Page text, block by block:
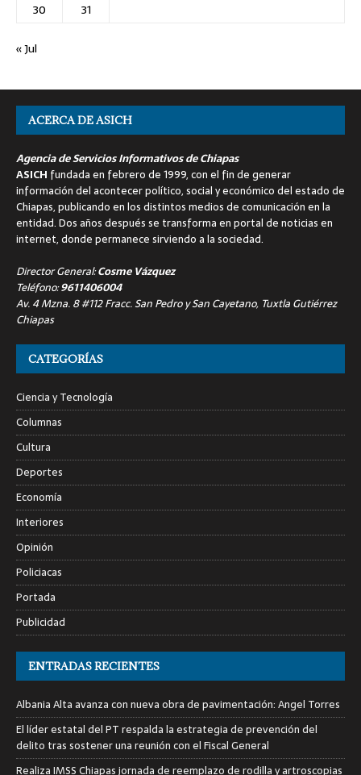
30
31
« Jul
ACERCA DE ASICH
Agencia de Servicios Informativos de Chiapas
ASICH fundada en febrero de 1999, con el fin de generar
información del acontecer político, social y económico del estado de
Chiapas, publicando en los distintos medios de comunicación en la
entidad. Dos años después se transforma en portal de noticias en
internet, donde permanece sirviendo a la sociedad.
Director General:Cosme Vázquez
Teléfono:9611406004
Av. 4 Mzna. 8 #112 Fracc. San Pedro y San Cayetano, Tuxtla Gutiérrez
Chiapas
CATEGORÍAS
Ciencia y Tecnología
Columnas
Cultura
Deportes
Economía
Interiores
Opinión
Policiacas
Portada
Publicidad
ENTRADAS RECIENTES
Albania Alta avanza con nueva obra de pavimentación: Angel Torres
El líder estatal del PT respalda la estrategia de prevención del
delito tras sostener una reunión con el Fiscal General
Realiza IMSS Chiapas jornada de reemplazo de rodilla y artroscopias